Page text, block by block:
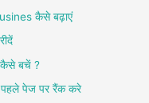
कैसे बढ़ाएं
बचें ?
पेज पर रैंक करे